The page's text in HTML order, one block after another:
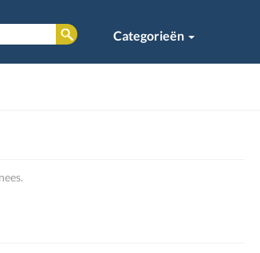
Categorieën